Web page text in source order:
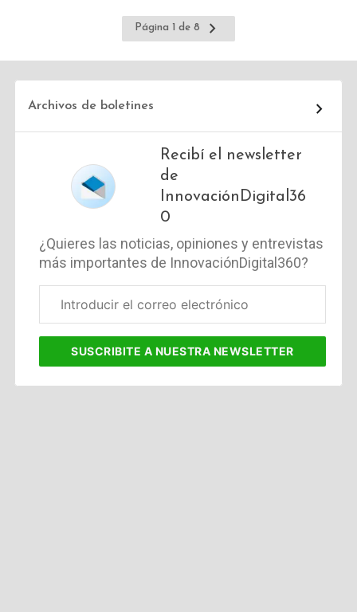
Página 1 de 8
a
Archivos de boletines
Recibí el newsletter
de
InnovaciónDigital36
0
¿Quieres las noticias, opiniones y entrevistas
más importantes de InnovaciónDigital360?
electrónico
SUSCRIBITE A NUESTRA NEWSLETTER